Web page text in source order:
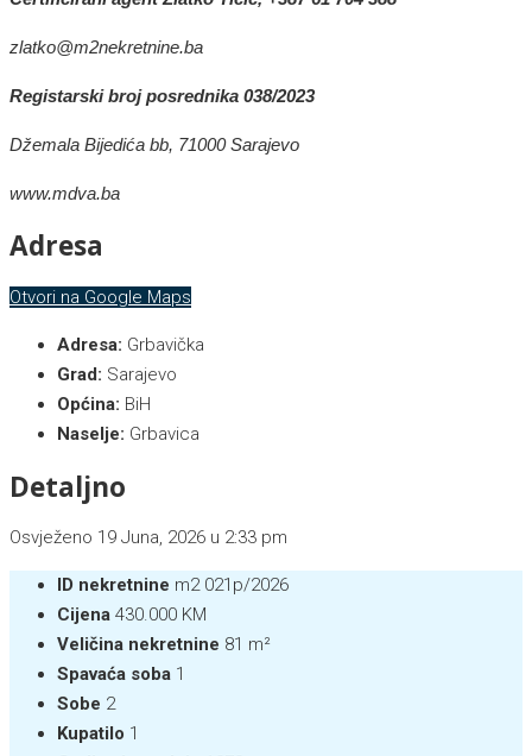
zlatko@m2nekretnine.ba
Registarski broj posrednika 038/2023
Džemala Bijedića bb, 71000 Sarajevo
www.mdva.ba
Adresa
Otvori na Google Maps
Adresa: Grbavička
Grad: Sarajevo
Općina: BiH
Naselje: Grbavica
Detaljno
Osvježeno 19 Juna, 2026 u 2:33 pm
ID nekretnine m2 021p/2026
Cijena 430.000 KM
Veličina nekretnine 81 m²
Spavaća soba 1
Sobe 2
Kupatilo 1